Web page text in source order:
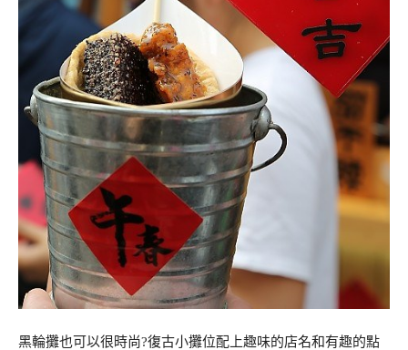
黑輪攤也可以很時尚?復古小攤位配上趣味的店名和有趣的點